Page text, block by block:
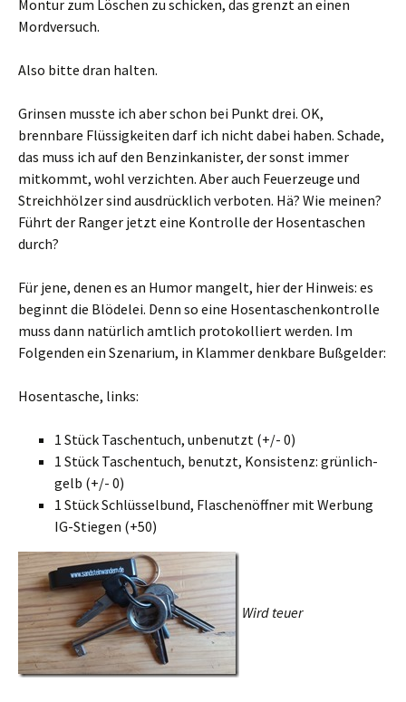
Montur zum Löschen zu schicken, das grenzt an einen
Mordversuch.
Also bitte dran halten.
Grinsen musste ich aber schon bei Punkt drei. OK,
brennbare Flüssigkeiten darf ich nicht dabei haben. Schade,
das muss ich auf den Benzinkanister, der sonst immer
mitkommt, wohl verzichten. Aber auch Feuerzeuge und
Streichhölzer sind ausdrücklich verboten. Hä? Wie meinen?
Führt der Ranger jetzt eine Kontrolle der Hosentaschen
durch?
Für jene, denen es an Humor mangelt, hier der Hinweis: es
beginnt die Blödelei. Denn so eine Hosentaschenkontrolle
muss dann natürlich amtlich protokolliert werden. Im
Folgenden ein Szenarium, in Klammer denkbare Bußgelder:
Hosentasche, links:
1 Stück Taschentuch, unbenutzt (+/- 0)
1 Stück Taschentuch, benutzt, Konsistenz: grünlich-
gelb (+/- 0)
1 Stück Schlüsselbund, Flaschenöffner mit Werbung
IG-Stiegen (+50)
Wird teuer